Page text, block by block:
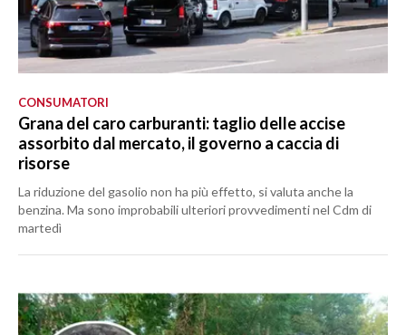
CONSUMATORI
Grana del caro carburanti: taglio delle accise
assorbito dal mercato, il governo a caccia di
risorse
La riduzione del gasolio non ha più effetto, si valuta anche la
benzina. Ma sono improbabili ulteriori provvedimenti nel Cdm di
martedì